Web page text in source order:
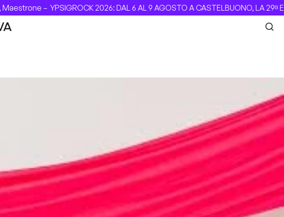
–YPSIGROCK 2026: DAL 6 AL 9 AGOSTO A CASTELBUONO, LA 29ª